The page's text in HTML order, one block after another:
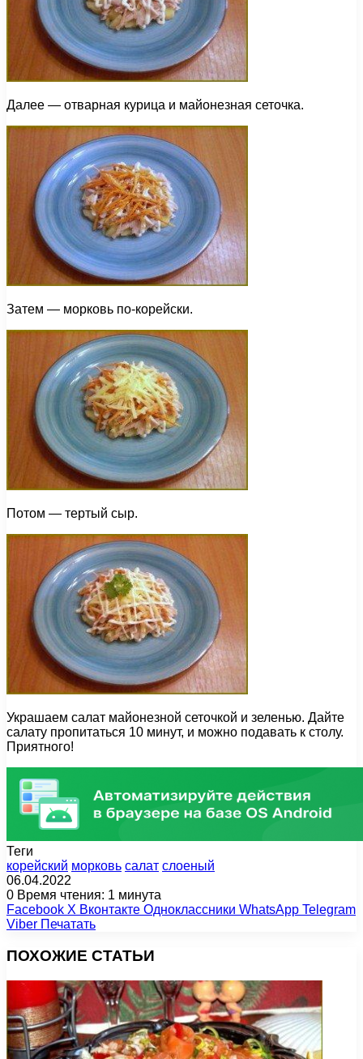
Далее — отварная курица и майонезная сеточка.
Затем — морковь по-корейски.
Потом — тертый сыр.
Украшаем салат майонезной сеточкой и зеленью. Дайте
салату пропитаться 10 минут, и можно подавать к столу.
Приятного!
Теги
корейский морковь салат слоеный
06.04.2022
0 Время чтения: 1 минута
Facebook X Вконтакте Одноклассники WhatsApp Telegram
Viber Печатать
ПОХОЖИЕ СТАТЬИ